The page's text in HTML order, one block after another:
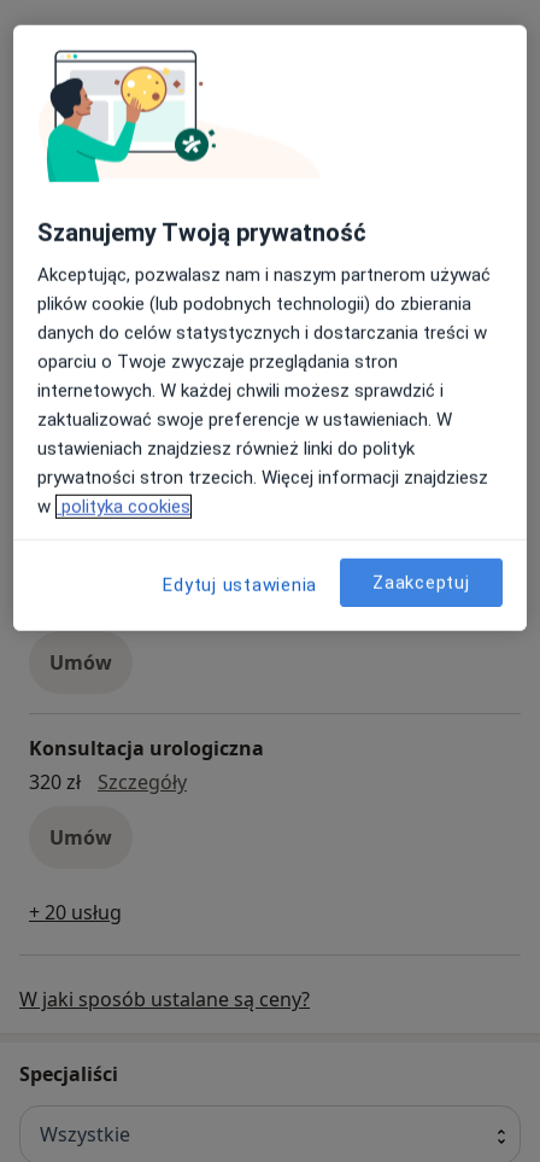
Konsultacja chirurgiczna
300 zł
Szczegóły Konsultacja chirurgiczna
Umów
Konsultacja nefrologiczna
Umów
Konsultacja neurologiczna
260 zł
SzczegółyKonsultacja neurologiczna
Umów
Konsultacja ortopedyczna
konsultacja ortopedyczna
Umów
Konsultacja urologiczna
320 zł
Szczegółykonsultacja urologiczna
Umów
+ 20 usług
W jaki sposób ustalane są ceny?
Specjaliści
Wszystkie
Szanujemy Twoją prywatność
Akceptując, pozwalasz nam i naszym partnerom używać
plików cookie (lub podobnych technologii) do zbierania
danych do celów statystycznych i dostarczania treści w
oparciu o Twoje zwyczaje przeglądania stron
internetowych. W każdej chwili możesz sprawdzić i
zaktualizować swoje preferencje w ustawieniach. W
ustawieniach znajdziesz również linki do polityk
prywatności stron trzecich. Więcej informacji znajdziesz
w polityka cookies
Edytuj ustawienia Zaakceptuj